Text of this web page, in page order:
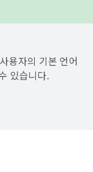
용자의 기본 언어
있습니다.